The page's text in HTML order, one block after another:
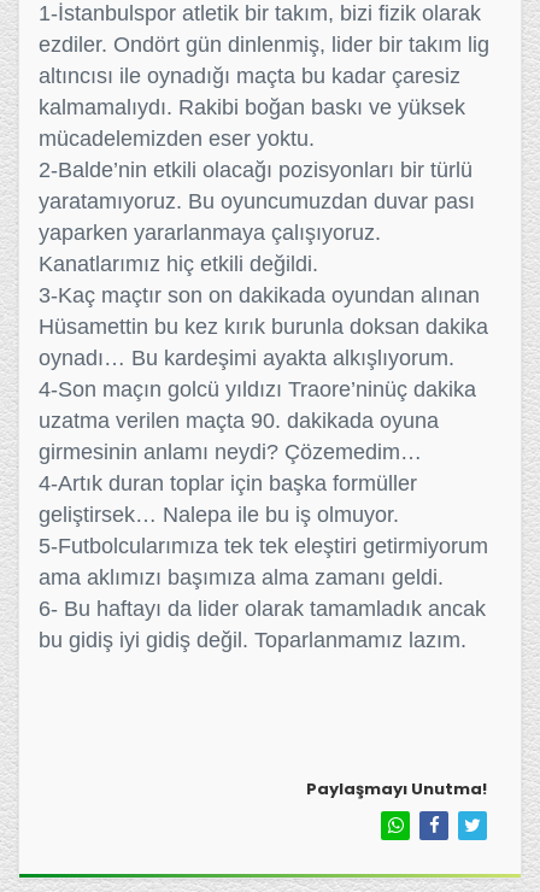
1-İstanbulspor atletik bir takım, bizi fizik olarak
ezdiler. Ondört gün dinlenmiş, lider bir takım lig
altıncısı ile oynadığı maçta bu kadar çaresiz
kalmamalıydı. Rakibi boğan baskı ve yüksek
mücadelemizden eser yoktu.
2-Balde’nin etkili olacağı pozisyonları bir türlü
yaratamıyoruz. Bu oyuncumuzdan duvar pası
yaparken yararlanmaya çalışıyoruz.
Kanatlarımız hiç etkili değildi.
3-Kaç maçtır son on dakikada oyundan alınan
Hüsamettin bu kez kırık burunla doksan dakika
oynadı… Bu kardeşimi ayakta alkışlıyorum.
4-Son maçın golcü yıldızı Traore’ninüç dakika
uzatma verilen maçta 90. dakikada oyuna
girmesinin anlamı neydi? Çözemedim…
4-Artık duran toplar için başka formüller
geliştirsek… Nalepa ile bu iş olmuyor.
5-Futbolcularımıza tek tek eleştiri getirmiyorum
ama aklımızı başımıza alma zamanı geldi.
6- Bu haftayı da lider olarak tamamladık ancak
bu gidiş iyi gidiş değil. Toparlanmamız lazım.
Paylaşmayı Unutma!